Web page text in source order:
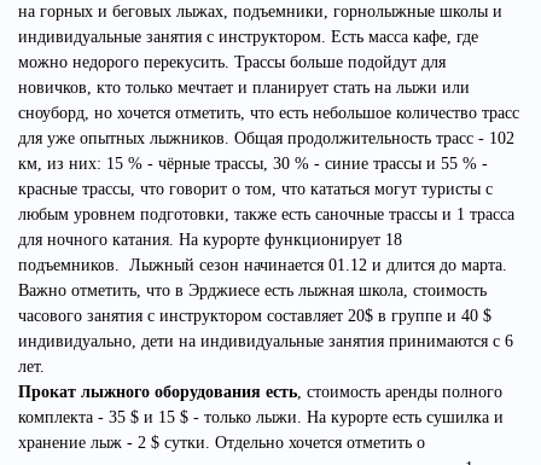
на горных и беговых лыжах, подъемники, горнолыжные школы и
индивидуальные занятия с инструктором. Есть масса кафе, где
можно недорого перекусить. Трассы больше подойдут для
новичков, кто только мечтает и планирует стать на лыжи или
сноуборд, но хочется отметить, что есть небольшое количество трасс
для уже опытных лыжников. Общая продолжительность трасс - 102
км, из них: 15 % - чёрные трассы, 30 % - синие трассы и 55 % -
красные трассы, что говорит о том, что кататься могут туристы с
любым уровнем подготовки, также есть саночные трассы и 1 трасса
для ночного катания. На курорте функционирует 18
подъемников. Лыжный сезон начинается 01.12 и длится до марта.
Важно отметить, что в Эрджиесе есть лыжная школа, стоимость
часового занятия с инструктором составляет 20$ в группе и 40 $
индивидуально, дети на индивидуальные занятия принимаются с 6
лет.
Прокат лыжного оборудования есть , стоимость аренды полного
комплекта - 35 $ и 15 $ - только лыжи. На курорте есть сушилка и
хранение лыж - 2 $ сутки. Отдельно хочется отметить о